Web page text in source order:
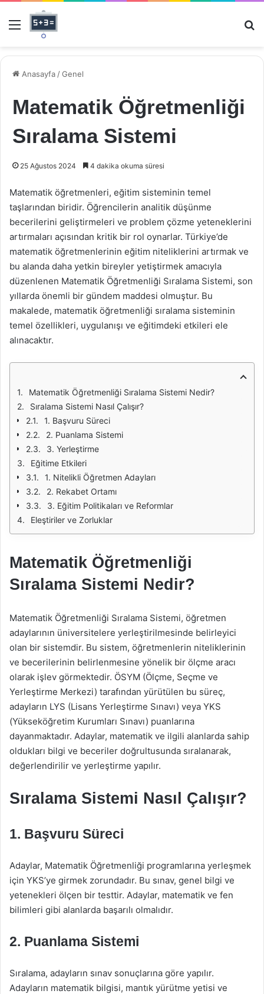
Menü
Anasayfa /Genel
Matematik Öğretmenliği
Sıralama Sistemi
25 Ağustos 2024 4 dakika okuma süresi
Matematik öğretmenleri, eğitim sisteminin temel
taşlarından biridir. Öğrencilerin analitik düşünme
becerilerini geliştirmeleri ve problem çözme yeteneklerini
artırmaları açısından kritik bir rol oynarlar. Türkiye’de
matematik öğretmenlerinin eğitim niteliklerini artırmak ve
bu alanda daha yetkin bireyler yetiştirmek amacıyla
düzenlenen Matematik Öğretmenliği Sıralama Sistemi, son
yıllarda önemli bir gündem maddesi olmuştur. Bu
makalede, matematik öğretmenliği sıralama sisteminin
temel özellikleri, uygulanışı ve eğitimdeki etkileri ele
alınacaktır.
Matematik Öğretmenliği Sıralama Sistemi Nedir?
Sıralama Sistemi Nasıl Çalışır?
1. Başvuru Süreci
2. Puanlama Sistemi
3. Yerleştirme
Eğitime Etkileri
1. Nitelikli Öğretmen Adayları
2. Rekabet Ortamı
3. Eğitim Politikaları ve Reformlar
Eleştiriler ve Zorluklar
Matematik Öğretmenliği
Sıralama Sistemi Nedir?
Matematik Öğretmenliği Sıralama Sistemi, öğretmen
adaylarının üniversitelere yerleştirilmesinde belirleyici
olan bir sistemdir. Bu sistem, öğretmenlerin niteliklerinin
ve becerilerinin belirlenmesine yönelik bir ölçme aracı
olarak işlev görmektedir. ÖSYM (Ölçme, Seçme ve
Yerleştirme Merkezi) tarafından yürütülen bu süreç,
adayların LYS (Lisans Yerleştirme Sınavı) veya YKS
(Yükseköğretim Kurumları Sınavı) puanlarına
dayanmaktadır. Adaylar, matematik ve ilgili alanlarda sahip
oldukları bilgi ve beceriler doğrultusunda sıralanarak,
değerlendirilir ve yerleştirme yapılır.
Sıralama Sistemi Nasıl Çalışır?
1. Başvuru Süreci
Adaylar, Matematik Öğretmenliği programlarına yerleşmek
için YKS’ye girmek zorundadır. Bu sınav, genel bilgi ve
yetenekleri ölçen bir testtir. Adaylar, matematik ve fen
bilimleri gibi alanlarda başarılı olmalıdır.
2. Puanlama Sistemi
Sıralama, adayların sınav sonuçlarına göre yapılır.
Adayların matematik bilgisi, mantık yürütme yetisi ve